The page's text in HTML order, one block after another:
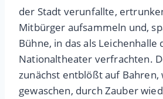
der Stadt verunfallte,
Mitbürger aufsammeln und,
Bühne, in das als Leichenhalle
Nationaltheater verfrachten.
zunächst entblößt auf Bahren,
gewaschen, durch Zauber